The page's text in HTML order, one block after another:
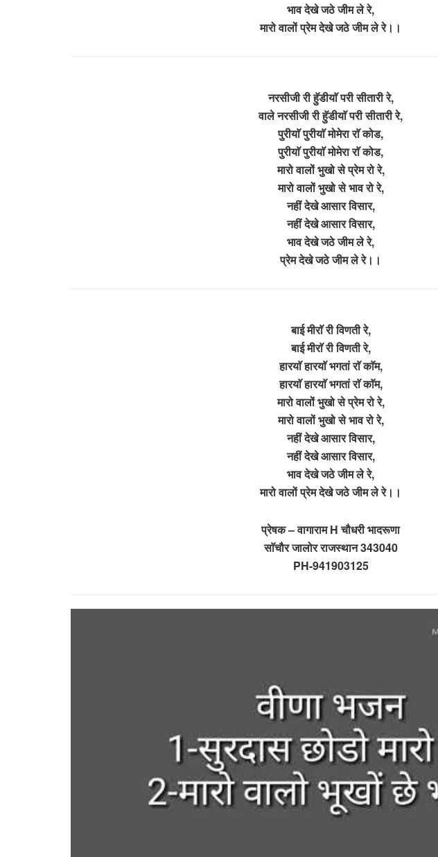
भाव देखे जठे जीम ले रे,
मारो वालों प्रेम देखे जठे जीम ले रे।।
नरसीजी री हुॅडीयाॅ परी सीतारी रे,
वाले नरसीजी री हुॅडीयाॅ परी सीतारी रे,
पुरीयाॅ पुरीयाॅ मोमेरा राॅ कोड,
पुरीयाॅ पुरीयाॅ मोमेरा राॅ कोड,
मारो वालों भुखो से प्रेम रो रे,
मारो वालों भुखो से भाव रो रे,
नहीं देखे आसार विसार,
नहीं देखे आसार विसार,
भाव देखे जठे जीम ले रे,
प्रेम देखे जठे जीम ले रे।।
बाई मीराॅ री विणती रे,
बाई मीराॅ री विणती रे,
हारयाॅ हारयाॅ भगतां राॅ काॅम,
हारयाॅ हारयाॅ भगतां राॅ काॅम,
मारो वालों भुखो से प्रेम रो रे,
मारो वालों भुखो से भाव रो रे,
नहीं देखे आसार विसार,
नहीं देखे आसार विसार,
भाव देखे जठे जीम ले रे,
मारो वालों प्रेम देखे जठे जीम ले रे।।
प्रेषक – वागाराम H चौधरी भादरूणा
साॅचौर जालोर राजस्थान 343040
PH-941903125